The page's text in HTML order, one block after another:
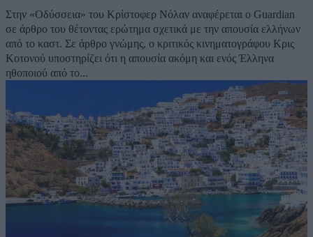
Στην «Οδύσσεια» του Κρίστοφερ Νόλαν αναφέρεται ο Guardian
σε άρθρο του θέτοντας ερώτημα σχετικά με την απουσία ελλήνων
από το καστ. Σε άρθρο γνώμης, ο κριτικός κινηματογράφου Κρις
Κοτονού υποστηρίζει ότι η απουσία ακόμη και ενός Έλληνα
ηθοποιού από το...